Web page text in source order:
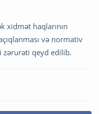
xidmət haqlarının
və normativ
zərurəti qeyd edilib.